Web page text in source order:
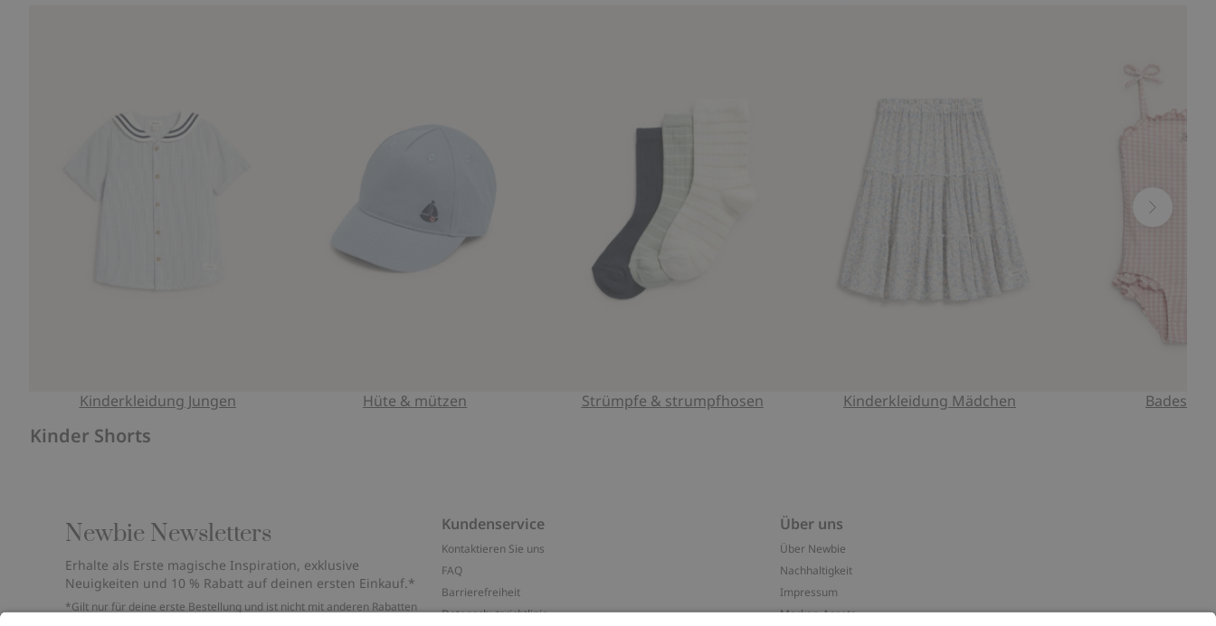
Kinderkleidung Jungen Hüte & mützen Strümpfe & strumpfhosen Kinderkleidung Mädchen
Kinder Shorts
Newbie Newsletters
Erhalte als Erste magische Inspiration, exklusive
Neuigkeiten und 10 % Rabatt auf deinen ersten Einkauf.*
*Gilt nur für deine erste Bestellung und ist nicht mit anderen Rabatten
Kundenservice
Kontaktieren Sie uns
FAQ
Barrierefreiheit
Datenschutzrichtlinie
Über uns
Über Newbie
Nachhaltigkeit
Impressum
Marken-Assets